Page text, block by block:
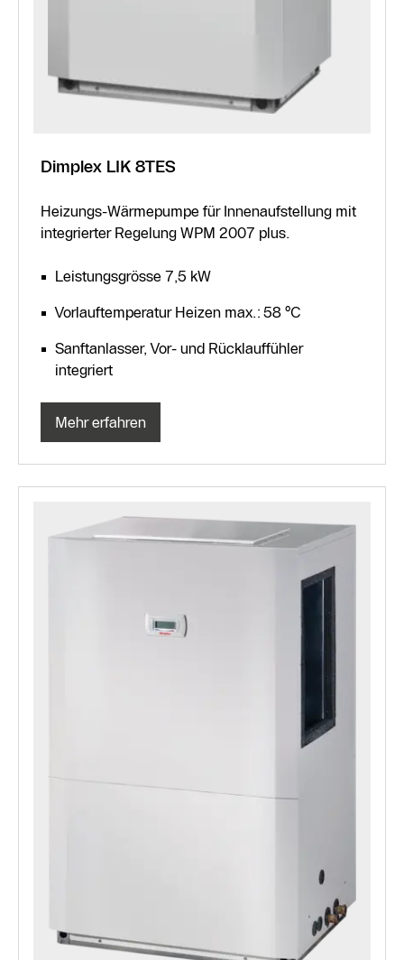
Dimplex LIK 8TES
Heizungs-Wärmepumpe für Innenaufstellung mit
integrierter Regelung WPM 2007 plus.
Leistungsgrösse 7,5 kW
Vorlauftemperatur Heizen max.: 58 °C
Sanftanlasser, Vor- und Rücklauffühler
integriert
Mehr erfahren